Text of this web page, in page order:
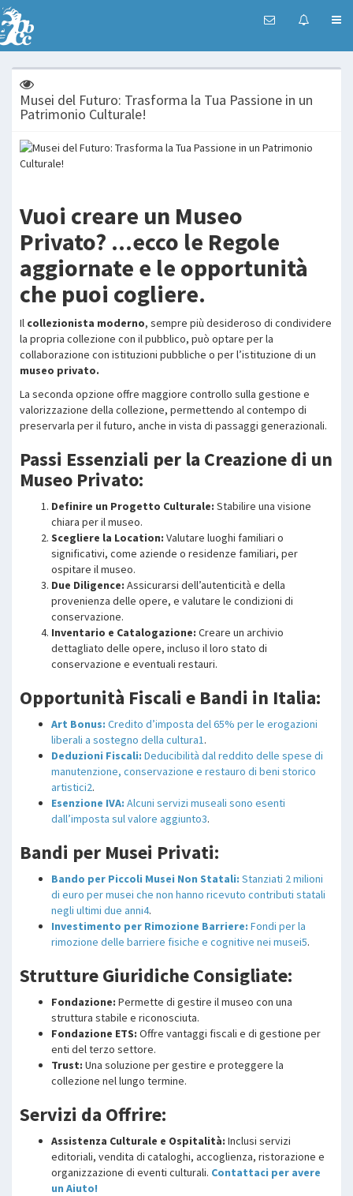
Musei del Futuro: Trasforma la Tua Passione in un
Patrimonio Culturale!
Vuoi creare un Museo
Privato? ...ecco le Regole
aggiornate e le opportunità
che puoi cogliere.
Il collezionista moderno, sempre più desideroso di condividere
la propria collezione con il pubblico, può optare per la
collaborazione con istituzioni pubbliche o per l’istituzione di un
museo privato.
La seconda opzione offre maggiore controllo sulla gestione e
valorizzazione della collezione, permettendo al contempo di
preservarla per il futuro, anche in vista di passaggi generazionali.
Passi Essenziali per la Creazione di un
Museo Privato:
Definire un Progetto Culturale: Stabilire una visione
chiara per il museo.
Scegliere la Location: Valutare luoghi familiari o
significativi, come aziende o residenze familiari, per
ospitare il museo.
Due Diligence: Assicurarsi dell’autenticità e della
provenienza delle opere, e valutare le condizioni di
conservazione.
Inventario e Catalogazione: Creare un archivio
dettagliato delle opere, incluso il loro stato di
conservazione e eventuali restauri.
Opportunità Fiscali e Bandi in Italia:
Art Bonus: Credito d’imposta del 65% per le erogazioni
liberali a sostegno della cultura1.
Deduzioni Fiscali: Deducibilità dal reddito delle spese di
manutenzione, conservazione e restauro di beni storico
artistici2.
Esenzione IVA: Alcuni servizi museali sono esenti
dall’imposta sul valore aggiunto3.
Bandi per Musei Privati:
Bando per Piccoli Musei Non Statali: Stanziati 2 milioni
di euro per musei che non hanno ricevuto contributi statali
negli ultimi due anni4.
Investimento per Rimozione Barriere: Fondi per la
rimozione delle barriere fisiche e cognitive nei musei5.
Strutture Giuridiche Consigliate:
Fondazione: Permette di gestire il museo con una
struttura stabile e riconosciuta.
Fondazione ETS: Offre vantaggi fiscali e di gestione per
enti del terzo settore.
Trust: Una soluzione per gestire e proteggere la
collezione nel lungo termine.
Servizi da Offrire:
Assistenza Culturale e Ospitalità: Inclusi servizi
editoriali, vendita di cataloghi, accoglienza, ristorazione e
organizzazione di eventi culturali. Contattaci per avere
un Aiuto!